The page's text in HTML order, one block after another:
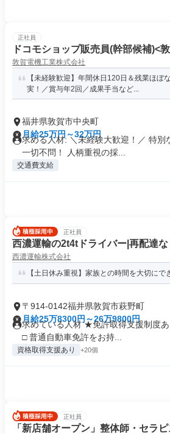
正社員
ドコモショップ販売員(幹部候補)<
敦賀電機工業株式会社
【未経験歓迎】年間休日120日＆残業ほぼ
実！／賞与年2回／成果手当など...
福井県敦賀市中央町
月給25万円～32万円
求める人材: ＼未経験大歓迎！／ 特別
一切不問！ 人柄重視の採...
交通費支給
正社員
西濃運輸の2t4tドライバー|再配達な
西濃運輸株式会社
【土日休み重視】家族との時間を大切に
〒914-0142福井県敦賀市萩野町
月給25万8300円～26万9800円
求めている人材 ★免許取得支援制度
□ 普通自動車免許をお持...
資格取得支援あり +20個
正社員
「新店舗オープン」整体師・セラ